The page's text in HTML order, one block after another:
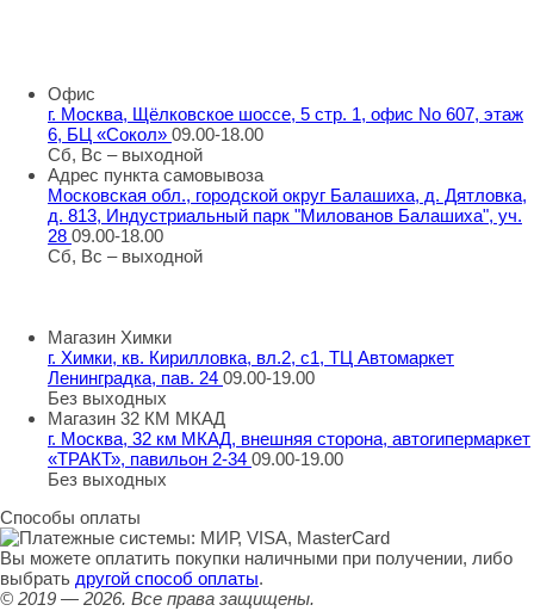
Офис
г. Москва, Щёлковское шоссе, 5 стр. 1, офис No 607, этаж
6, БЦ «Сокол» 09.00-18.00
Сб, Вс – выходной
Адрес пункта самовывоза
Московская обл., городской округ Балашиха, д. Дятловка,
д. 813, Индустриальный парк "Милованов Балашиха", уч.
28 09.00-18.00
Сб, Вс – выходной
Магазин Химки
г. Химки, кв. Кирилловка, вл.2, с1, ТЦ Автомаркет
Ленинградка, пав. 24 09.00-19.00
Без выходных
Магазин 32 КМ МКАД
г. Москва, 32 км МКАД, внешняя сторона, автогипермаркет
«ТРАКТ», павильон 2-34 09.00-19.00
Без выходных
Способы оплаты
Вы можете оплатить покупки наличными при получении, либо
выбрать другой способ оплаты.
© 2019 — 2026. Все права защищены.